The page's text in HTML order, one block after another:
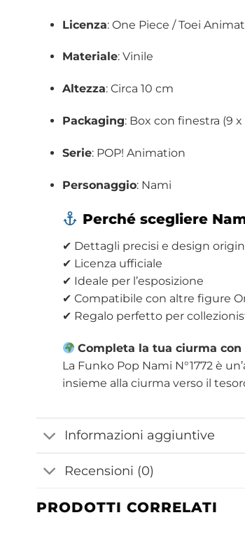
Licenza: One Piece / Toei
Materiale: Vinile
Altezza: Circa 10 cm
Packaging: Box con finestra (9 x
Serie: POP! Animation
Personaggio: Nami
Perché scegliere
✔ Dettagli precisi e design
✔ Licenza ufficiale
✔ Ideale per l’esposizione
✔ Compatibile con altre figure
✔ Regalo perfetto per
Completa la tua ciurma con
La Funko Pop Nami N°1772 è
insieme alla ciurma verso il
Informazioni aggiuntive
Recensioni (0)
PRODOTTI CORRELATI